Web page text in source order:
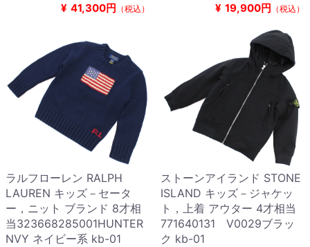
¥ 41,300円 （税込） ¥ 19,900円 （税込）
ラルフローレン RALPH
LAUREN キッズ－セータ
ー，ニット ブランド 8才相
当323668285001HUNTER
NVY ネイビー系 kb-01
ストーンアイランド STONE
ISLAND キッズ－ジャケッ
ト，上着 アウター 4才相当
771640131 V0029ブラッ
ク kb-01